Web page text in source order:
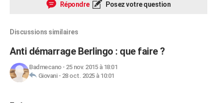
Répondre Posez votre question
Discussions similaires
Anti démarrage Berlingo : que faire ?
Badmecano- 25 nov. 2015 à 18:01
Giovani- 28 oct. 2025 à 10:01